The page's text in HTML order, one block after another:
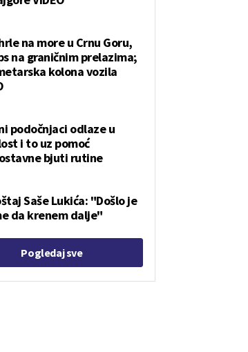
na more u Crnu Goru,
na graničnim prelazima;
kolona vozila
podočnjaci odlaze u
i to uz pomoć
bjuti rutine
Saše Lukića: "Došlo je
da krenem dalje"
Pogledaj sve